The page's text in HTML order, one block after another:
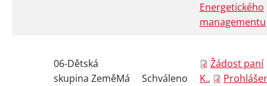
Energetického
managementu
06-Dětská
skupina ZeměMá
Schváleno
Žádost paní
K.,